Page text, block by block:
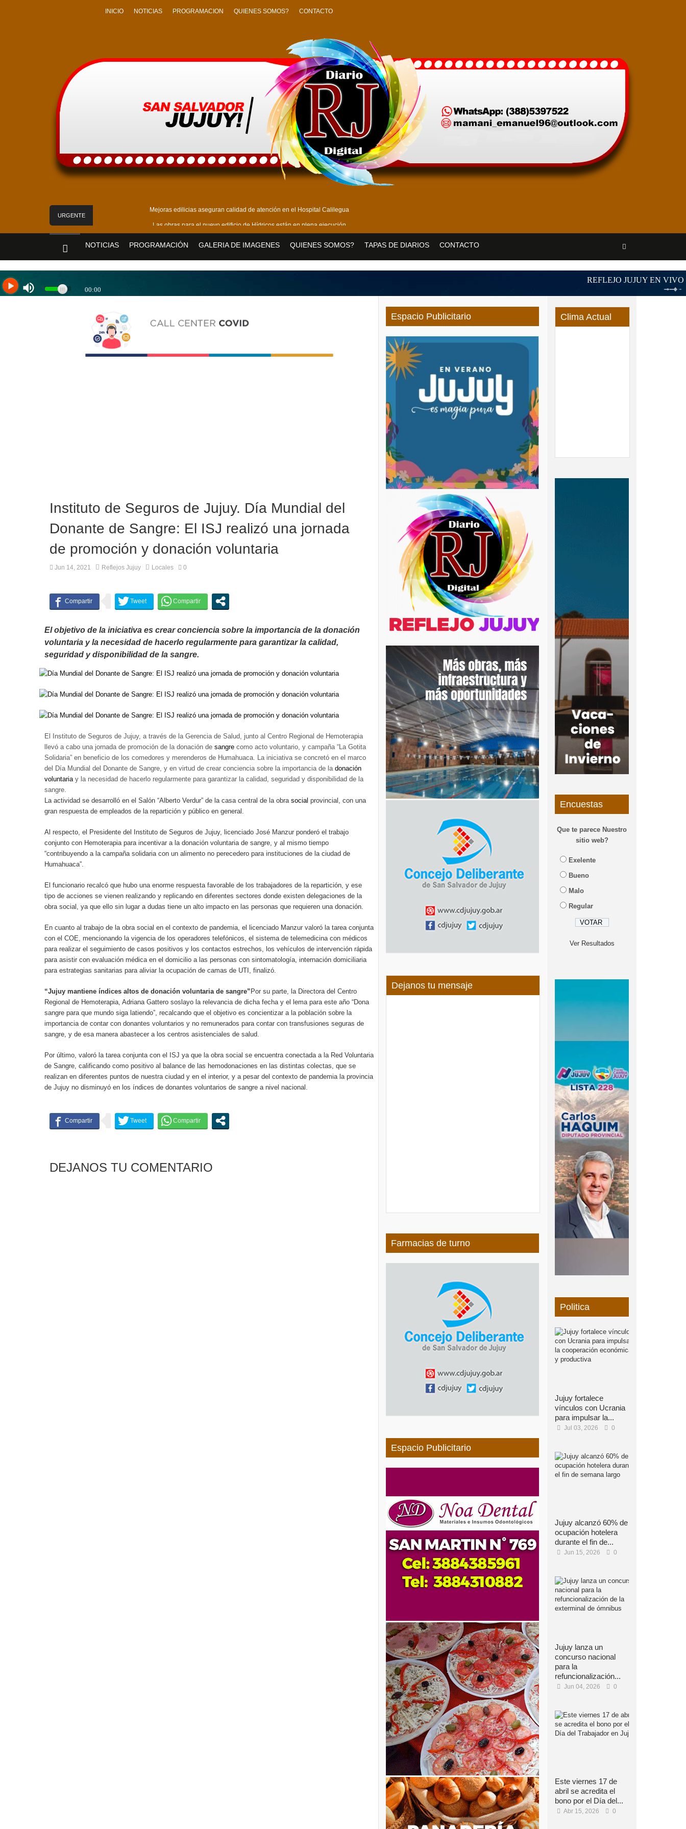
INICIO NOTICIAS PROGRAMACION QUIENES SOMOS? CONTACTO
URGENTE
Mejoras edilicias aseguran calidad de atención en el Hospital Calilegua
Las obras para el nuevo edificio de Hídricos están en plena ejecución
«Jujuy sin barreras» se despliega en Alto Comedero con servicios de Salud para personas con discapacidad
Yoga y arte: el Cabildo ofrece una jornada gratuita para las vacaciones de invierno
NOTICIAS PROGRAMACIÓN GALERIA DE IMAGENES QUIENES SOMOS? TAPAS DE DIARIOS CONTACTO
Instituto de Seguros de Jujuy. Día Mundial del
Donante de Sangre: El ISJ realizó una jornada
de promoción y donación voluntaria
Jun 14, 2021 Reflejos Jujuy Locales 0
El objetivo de la iniciativa es crear conciencia sobre la importancia de la donación
voluntaria y la necesidad de hacerlo regularmente para garantizar la calidad,
seguridad y disponibilidad de la sangre.
El Instituto de Seguros de Jujuy, a través de la Gerencia de Salud, junto al Centro Regional de Hemoterapia
llevó a cabo una jornada de promoción de la donación de sangre como acto voluntario, y campaña “La Gotita
Solidaria” en beneficio de los comedores y merenderos de Humahuaca. La iniciativa se concretó en el marco
del Día Mundial del Donante de Sangre, y en virtud de crear conciencia sobre la importancia de la donación
voluntariay la necesidad de hacerlo regularmente para garantizar la calidad, seguridad y disponibilidad de la
sangre.
La actividad se desarrolló en el Salón “Alberto Verdur” de la casa central de la obra social provincial, con una
gran respuesta de empleados de la repartición y público en general.
Al respecto, el Presidente del Instituto de Seguros de Jujuy, licenciado José Manzur ponderó el trabajo
conjunto con Hemoterapia para incentivar a la donación voluntaria de sangre, y al mismo tiempo
“contribuyendo a la campaña solidaria con un alimento no perecedero para instituciones de la ciudad de
Humahuaca”.
El funcionario recalcó que hubo una enorme respuesta favorable de los trabajadores de la repartición, y ese
tipo de acciones se vienen realizando y replicando en diferentes sectores donde existen delegaciones de la
obra social, ya que ello sin lugar a dudas tiene un alto impacto en las personas que requieren una donación.
En cuanto al trabajo de la obra social en el contexto de pandemia, el licenciado Manzur valoró la tarea conjunta
con el COE, mencionando la vigencia de los operadores telefónicos, el sistema de telemedicina con médicos
para realizar el seguimiento de casos positivos y los contactos estrechos, los vehículos de intervención rápida
para asistir con evaluación médica en el domicilio a las personas con sintomatología, internación domiciliaria
para estrategias sanitarias para aliviar la ocupación de camas de UTI, finalizó.
“Jujuy mantiene índices altos de donación voluntaria de sangre” Por su parte, la Directora del Centro
Regional de Hemoterapia, Adriana Gattero soslayo la relevancia de dicha fecha y el lema para este año “Dona
sangre para que mundo siga latiendo”, recalcando que el objetivo es concientizar a la población sobre la
importancia de contar con donantes voluntarios y no remunerados para contar con transfusiones seguras de
sangre, y de esa manera abastecer a los centros asistenciales de salud.
Por último, valoró la tarea conjunta con el ISJ ya que la obra social se encuentra conectada a la Red Voluntaria
de Sangre, calificando como positivo al balance de las hemodonaciones en las distintas colectas, que se
realizan en diferentes puntos de nuestra ciudad y en el interior, y a pesar del contexto de pandemia la provincia
de Jujuy no disminuyó en los índices de donantes voluntarios de sangre a nivel nacional.
DEJANOS TU COMENTARIO
Espacio Publicitario
Dejanos tu mensaje
Farmacias de turno
Espacio Publicitario
Clima Actual
Encuestas
Que te parece Nuestro
sitio web?
Exelente
Bueno
Malo
Regular
Ver Resultados
Politica
Jujuy fortalece
vínculos con Ucrania
para impulsar la...
Jul 03, 2026 0
Jujuy alcanzó 60% de
ocupación hotelera
durante el fin de...
Jun 15, 2026 0
Jujuy lanza un
concurso nacional
para la
refuncionalización...
Jun 04, 2026 0
Este viernes 17 de
abril se acredita el
bono por el Día del...
Abr 15, 2026 0